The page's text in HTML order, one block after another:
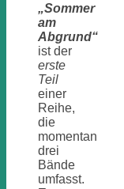
„Sommer
am
Abgrund“
ist der
erste
Teil
einer
Reihe,
die
momentan
drei
Bände
umfasst.